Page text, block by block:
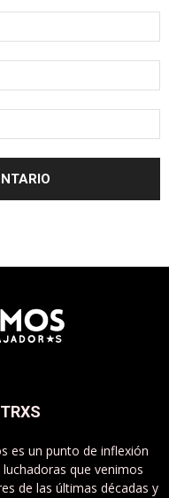
es un punto de inflexión
que venimos
de las últimas décadas y